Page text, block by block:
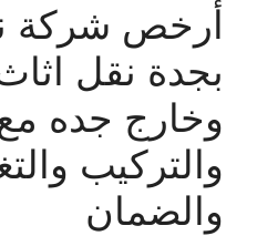
أرخص شركة
بجدة نقل
وخارج جده
والتركيب
والضمان